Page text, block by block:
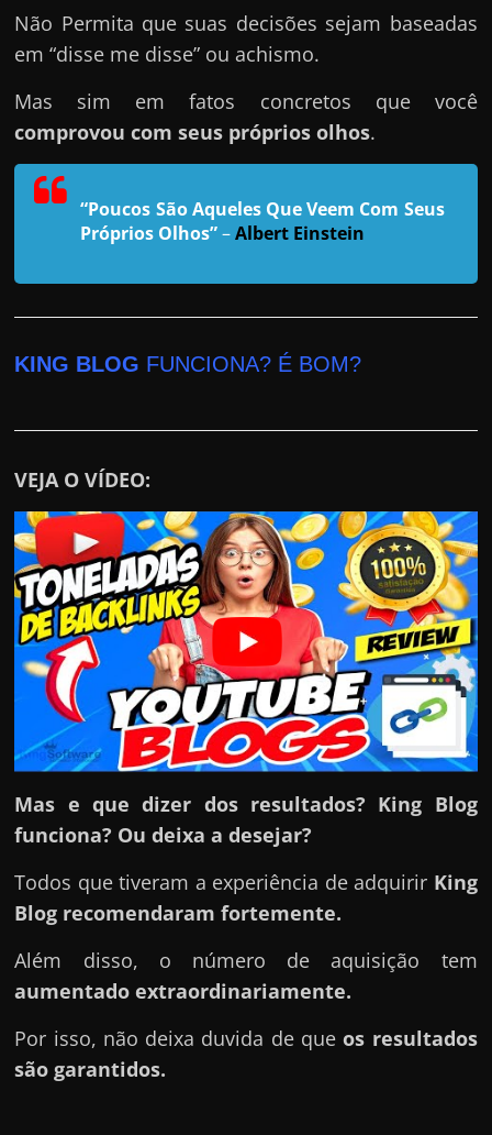
o
g
a
n
e
r
o
e
x
t
r
a
á
p
e
s
o
u
e
g
a
Não Permita que suas decisões sejam baseadas
em “disse me disse” ou achismo.
Mas sim em fatos concretos que você
comprovou com seus próprios olhos.
“Poucos São Aqueles Que Veem Com Seus
Próprios Olhos”–Albert Einstein
KING BLOG FUNCIONA? É BOM?
VEJA O VÍDEO:
Mas e que dizer dos resultados? King Blog
funciona? Ou deixa a desejar?
Todos que tiveram a experiência de adquirir King
Blog recomendaram fortemente.
Além disso, o número de aquisição tem
aumentado extraordinariamente.
Por isso, não deixa duvida de queos resultados
são garantidos.